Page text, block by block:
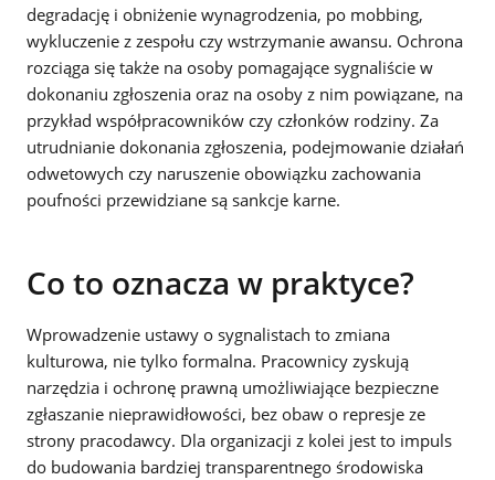
degradację i obniżenie wynagrodzenia, po mobbing,
wykluczenie z zespołu czy wstrzymanie awansu. Ochrona
rozciąga się także na osoby pomagające sygnaliście w
dokonaniu zgłoszenia oraz na osoby z nim powiązane, na
przykład współpracowników czy członków rodziny. Za
utrudnianie dokonania zgłoszenia, podejmowanie działań
odwetowych czy naruszenie obowiązku zachowania
poufności przewidziane są sankcje karne.
Co to oznacza w praktyce?
Wprowadzenie ustawy o sygnalistach to zmiana
kulturowa, nie tylko formalna. Pracownicy zyskują
narzędzia i ochronę prawną umożliwiające bezpieczne
zgłaszanie nieprawidłowości, bez obaw o represje ze
strony pracodawcy. Dla organizacji z kolei jest to impuls
do budowania bardziej transparentnego środowiska